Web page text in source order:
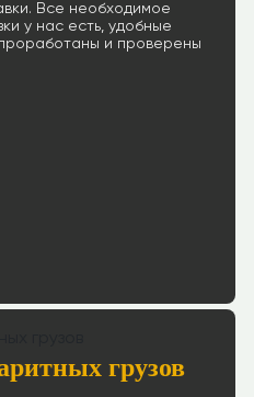
Все необходимое
у нас есть, удобные
и проверены
грузов